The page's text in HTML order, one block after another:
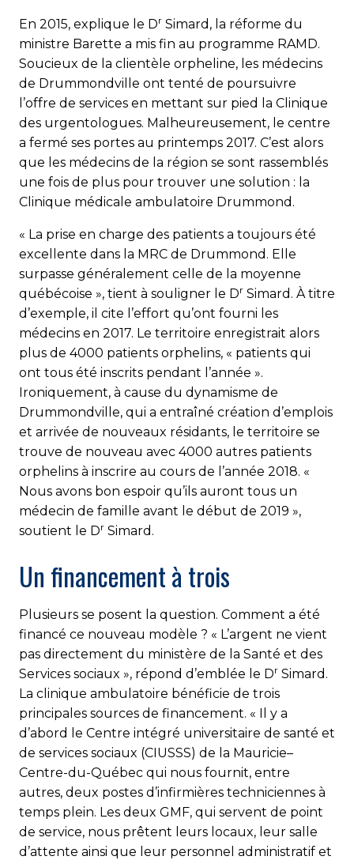
En 2015, explique le Dr Simard, la réforme du
ministre Barette a mis fin au programme RAMD.
Soucieux de la clientèle orpheline, les médecins
de Drummondville ont tenté de poursuivre
l’offre de services en mettant sur pied la Clinique
des urgentologues. Malheureusement, le centre
a fermé ses portes au printemps 2017. C’est alors
que les médecins de la région se sont rassemblés
une fois de plus pour trouver une solution : la
Clinique médicale ambulatoire Drummond.
« La prise en charge des patients a toujours été
excellente dans la MRC de Drummond. Elle
surpasse généralement celle de la moyenne
québécoise », tient à souligner le Dr Simard. À titre
d’exemple, il cite l’effort qu’ont fourni les
médecins en 2017. Le territoire enregistrait alors
plus de 4000 patients orphelins, « pa­tients qui
ont tous été inscrits pendant l’année ».
Ironiquement, à cause du dynamisme de
Drummondville, qui a entraîné création d’emplois
et arrivée de nouveaux résidants, le territoire se
trouve de nouveau avec 4000 autres patients
orphelins à inscrire au cours de l’année 2018. «
Nous avons bon espoir qu’ils auront tous un
médecin de famille avant le début de 2019 »,
soutient le Dr Simard.
Un financement à trois
Plusieurs se posent la question. Comment a été
financé ce nouveau modèle ? « L’argent ne vient
pas directement du ministère de la Santé et des
Services sociaux », répond d’emblée le Dr Simard.
La clinique ambulatoire bénéficie de trois
principales sources de financement. « Il y a
d’abord le Centre intégré universitaire de santé et
de services sociaux (CIUSSS) de la Mauricie–
Centre-du-Québec qui nous fournit, entre
autres, deux postes d’infirmières techniciennes à
temps plein. Les deux GMF, qui servent de point
de service, nous prêtent leurs locaux, leur salle
d’attente ainsi que leur personnel administratif et